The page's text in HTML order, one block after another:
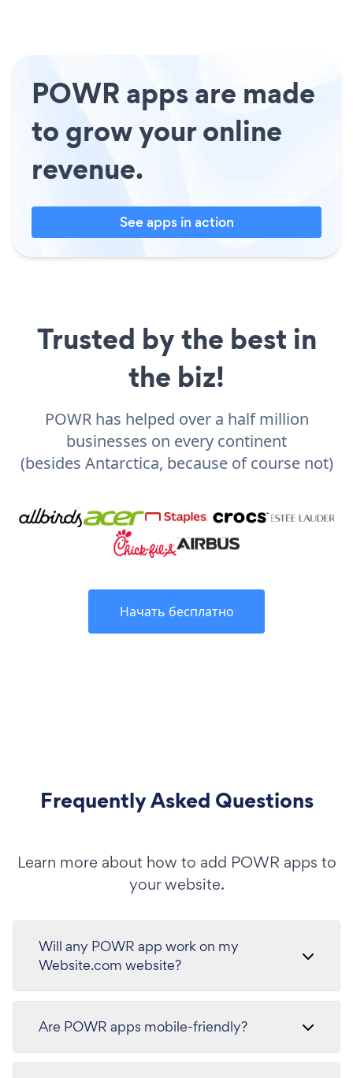
POWR apps are made
to grow your online
revenue.
See apps in action
Trusted by the best in
the biz!
POWR has helped over a half million
businesses on every continent
(besides Antarctica, because of course not)
Начать бесплатно
Frequently Asked Questions
Learn more about how to add POWR apps to
your website.
Will any POWR app work on my
Website.com website?
Are POWR apps mobile-friendly?